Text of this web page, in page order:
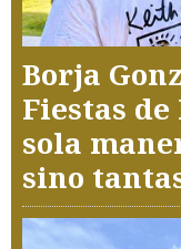
Borja
Fiestas
sola
sino